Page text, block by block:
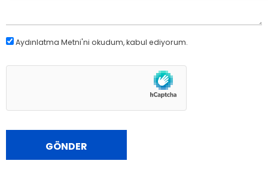
Aydınlatma Metni'ni okudum, kabul ediyorum.